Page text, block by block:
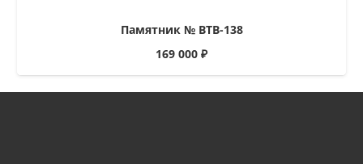
Памятник № ВТВ-138
169 000 ₽